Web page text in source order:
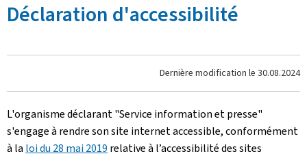
Déclaration d'accessibilité
Dernière modification le 30.08.2024
L'organisme déclarant"Service information et presse"
s'engage à rendre son site internet accessible, conformément
à la loi du 28 mai 2019 relative à l’accessibilité des sites